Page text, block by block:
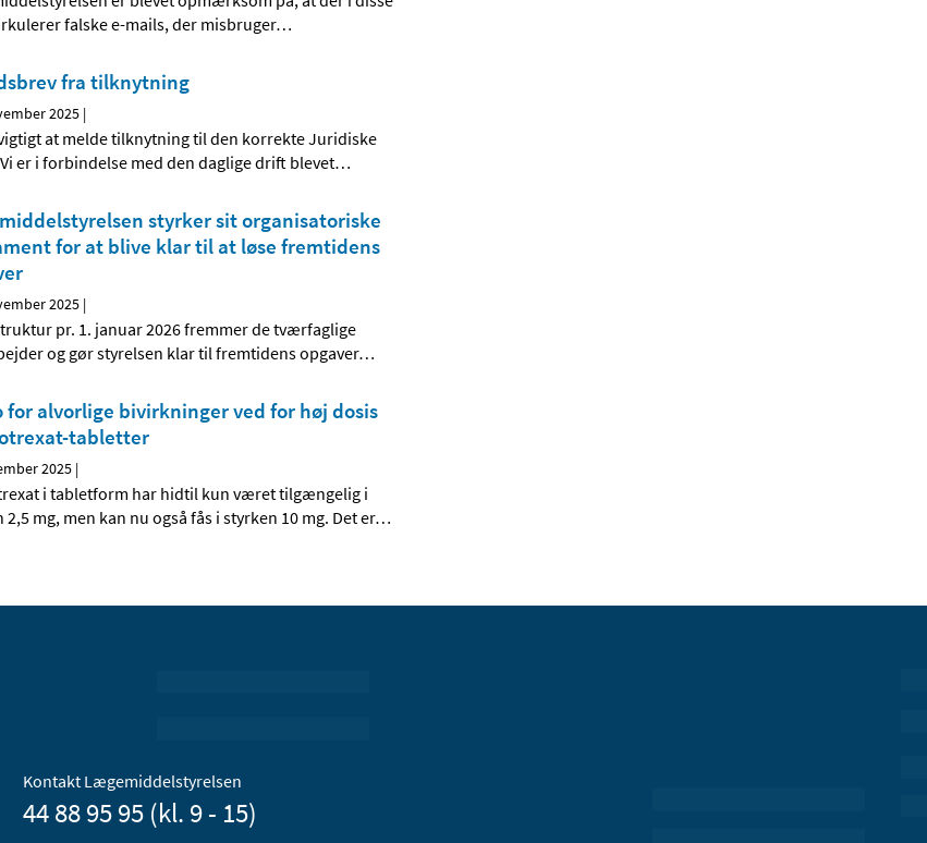
falske e-mails, der misbruger…
fra tilknytning
2025 |
at melde tilknytning til den korrekte Juridiske
er i forbindelse med den daglige drift blevet…
styrker sit organisatoriske
for at blive klar til at løse fremtidens
2025 |
pr. 1. januar 2026 fremmer de tværfaglige
og gør styrelsen klar til fremtidens opgaver…
for alvorlige bivirkninger ved for høj dosis
tabletter
2025 |
i tabletform har hidtil kun været tilgængelig i
2,5 mg, men kan nu også fås i styrken 10 mg. Det er…
Kontakt Lægemiddelstyrelsen
44 88 95 95 (kl. 9 - 15)